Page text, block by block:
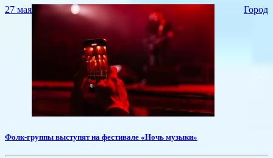
27 мая Город
​Фолк-группы выступят на фестивале «Ночь музыки»